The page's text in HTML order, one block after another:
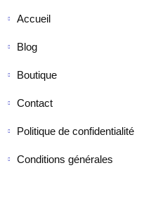
Accueil
Blog
Boutique
Contact
Politique de confidentialité
Conditions générales